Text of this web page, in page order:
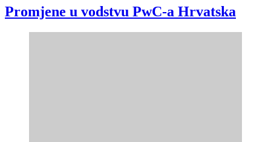
Promjene u vodstvu PwC-a Hrvatska